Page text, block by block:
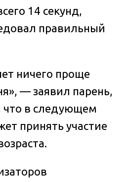
14 секунд,
правильный
ничего проще
— заявил парень,
что в следующем
принять участие